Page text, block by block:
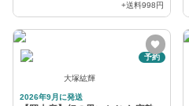
+送料998円
予約
大塚紘輝
2026年9月に発送